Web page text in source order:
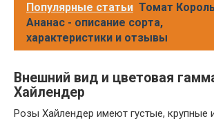
Популярные статьи Томат
Ананас - описание сорта,
характеристики и отзывы
Внешний вид и цветовая
Хайлендер
Розы Хайлендер имеют густые, крупные